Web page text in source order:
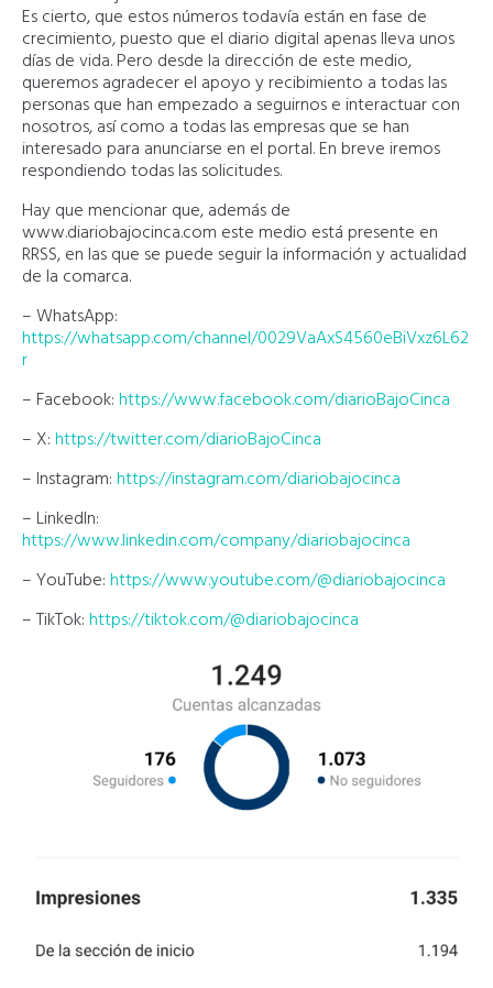
Es cierto, que estos números todavía están en fase de
crecimiento, puesto que el diario digital apenas lleva unos
días de vida. Pero desde la dirección de este medio,
queremos agradecer el apoyo y recibimiento a todas las
personas que han empezado a seguirnos e interactuar con
nosotros, así como a todas las empresas que se han
interesado para anunciarse en el portal. En breve iremos
respondiendo todas las solicitudes.
Hay que mencionar que, además de
www.diariobajocinca.com este medio está presente en
RRSS, en las que se puede seguir la información y actualidad
de la comarca.
– WhatsApp:
https://whatsapp.com/channel/0029VaAxS4560eBiVxz6L62
r
– Facebook:https://www.facebook.com/diarioBajoCinca
– X:https://twitter.com/diarioBajoCinca
– Instagram:https://instagram.com/diariobajocinca
– LinkedIn:
https://www.linkedin.com/company/diariobajocinca
– YouTube:https://www.youtube.com/@diariobajocinca
– TikTok:https://tiktok.com/@diariobajocinca